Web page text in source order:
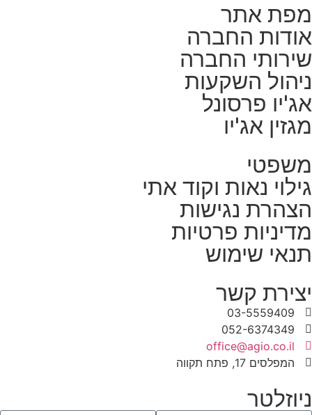
מפת אתר
אודות החברה
שירותי החברה
ניהול השקעות
אג'יו פרסונל
מגזין אג'יו
משפטי
גילוי נאות וקוד אתי
הצהרת נגישות
מדיניות פרטיות
תנאי שימוש
יצירת קשר
03-5559409
052-6374349
office@agio.co.il
המפלסים 17, פתח תקווה
ניוזלטר